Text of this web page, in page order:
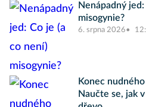
Nenápadný
misogynie?
6. srpna 2026
Konec
Naučte se, jak